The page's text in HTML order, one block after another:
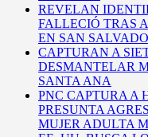
REVELAN
FALLECIÓ TRAS
EN SAN
CAPTURAN A
DESMANTELAR
SANTA ANA
PNC CAPTURA A
PRESUNTA
MUJER ADULTA